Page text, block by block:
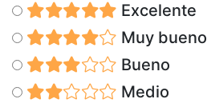
Excelente
Muy bueno
Bueno
Medio